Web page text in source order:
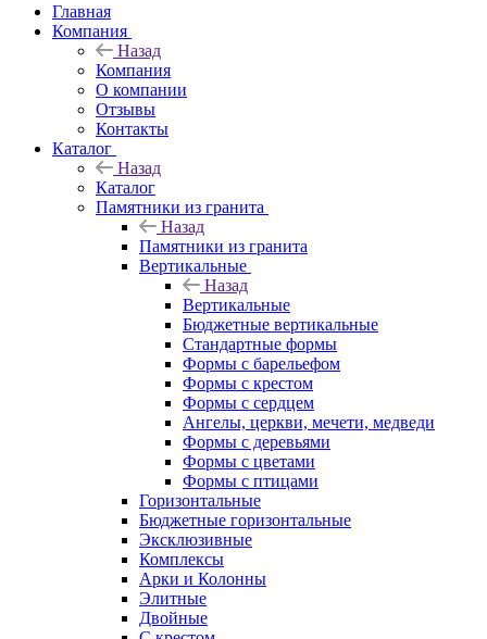
Главная
Компания
Назад
Компания
О компании
Отзывы
Контакты
Каталог
Назад
Каталог
Памятники из гранита
Назад
Памятники из гранита
Вертикальные
Назад
Вертикальные
Бюджетные вертикальные
Стандартные формы
Формы с барельефом
Формы с крестом
Формы с сердцем
Ангелы, церкви, мечети, медведи
Формы с деревьями
Формы с цветами
Формы с птицами
Горизонтальные
Бюджетные горизонтальные
Эксклюзивные
Комплексы
Арки и Колонны
Элитные
Двойные